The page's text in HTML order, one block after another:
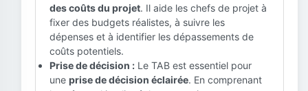
des coûts du projet. Il aide les chefs de projet à
fixer des budgets réalistes, à suivre les
dépenses et à identifier les dépassements de
coûts potentiels.
Prise de décision : Le TAB est essentiel pour
une prise de décision éclairée. En comprenant